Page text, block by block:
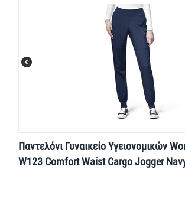
Παντελόνι Γυναικείο Υγειονομικών
W123 Comfort Waist Cargo Jogger